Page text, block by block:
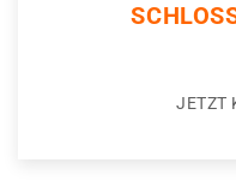
JETZT